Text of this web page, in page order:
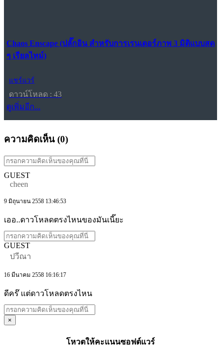
Chaos Enscape (ปลั๊กอิน สำหรับการเรนเดอร์ภาพ 3 มิติแบบสด
ๆ เรียลไทม์)
แชร์แวร์
ดาวน์โหลด : 43
ดูเพิ่มอีก...
ความคิดเห็น (0)
GUEST
cheen
9 มิถุนายน 2558 13:46:53
เออ..ดาวโหลดตรงไหนของมันเนี๊ยะ
GUEST
ปวีณา
16 มีนาคม 2558 16:16:17
ดีคร๊ แต่ดาวโหลดตรงไหน
×
โหวตให้คะแนนซอฟต์แวร์